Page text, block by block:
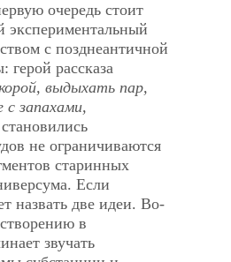
очередь стоит
экспериментальный
с позднеантичной
рассказа
выдыхать пар,
запахами,
не ограничиваются
старинных
Если
назвать две идеи. Во-
в
звучать